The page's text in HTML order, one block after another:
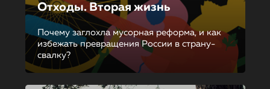
Отходы. Вторая жизнь
Почему заглохла мусорная реформа, и как
избежать превращения России в страну-
свалку?